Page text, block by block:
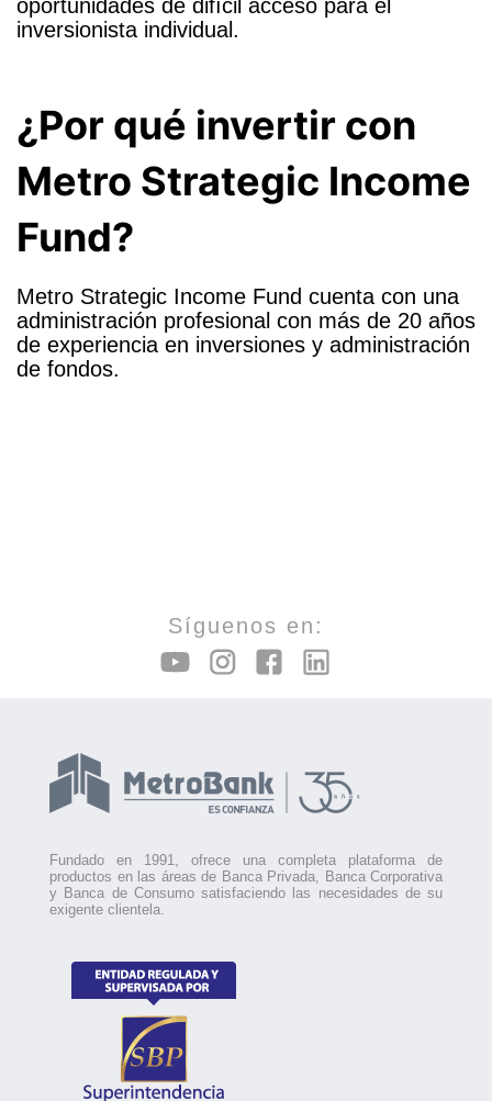
oportunidades de difícil acceso para el
inversionista individual.
¿Por qué invertir con
Metro Strategic Income
Fund?
Metro Strategic Income Fund cuenta con una
administración profesional con más de 20 años
de experiencia en inversiones y administración
de fondos.
Síguenos en:
Fundado en 1991, ofrece una completa plataforma de
productos en las áreas de Banca Privada, Banca Corporativa
y Banca de Consumo satisfaciendo las necesidades de su
exigente clientela.